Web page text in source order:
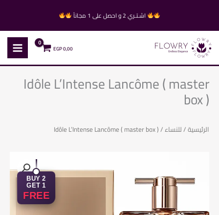
المحتوى
اشـتـري 2 و احصل على 1 مجاناً
0,00
EGP
Idôle L’Intense Lancôme ( master
box )
الرئيسية/للنساء/ Idôle L’Intense Lancôme ( master box )
BUY 2
GET 1
FREE